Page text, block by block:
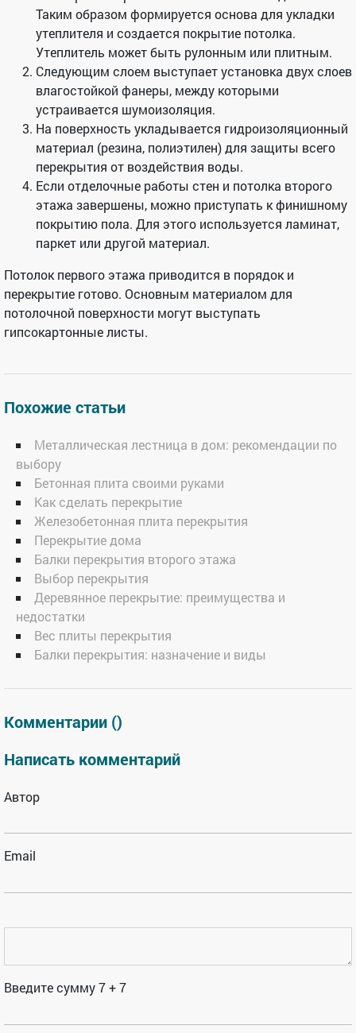
Таким образом формируется основа для укладки
утеплителя и создается покрытие потолка.
Утеплитель может быть рулонным или плитным.
Следующим слоем выступает установка двух слоев
влагостойкой фанеры, между которыми
устраивается шумоизоляция.
На поверхность укладывается гидроизоляционный
материал (резина, полиэтилен) для защиты всего
перекрытия от воздействия воды.
Если отделочные работы стен и потолка второго
этажа завершены, можно приступать к финишному
покрытию пола. Для этого используется ламинат,
паркет или другой материал.
Потолок первого этажа приводится в порядок и
перекрытие готово. Основным материалом для
потолочной поверхности могут выступать
гипсокартонные листы.
Похожие статьи
Металлическая лестница в дом: рекомендации по
выбору
Бетонная плита своими руками
Как сделать перекрытие
Железобетонная плита перекрытия
Перекрытие дома
Балки перекрытия второго этажа
Выбор перекрытия
Деревянное перекрытие: преимущества и
недостатки
Вес плиты перекрытия
Балки перекрытия: назначение и виды
Комментарии ()
Написать комментарий
Автор
Email
Введите сумму 7 + 7